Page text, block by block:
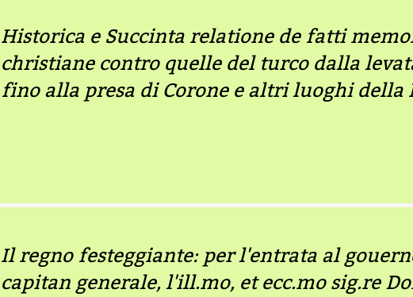
Historica e Succinta relatione de fatti
christiane contro quelle del turco dalla
fino alla presa di Corone e altri luoghi della
Il regno festeggiante: per l'entrata al
capitan generale, l'ill.mo, et ecc.mo sig.re